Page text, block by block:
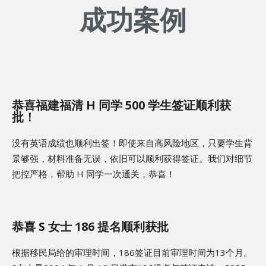
成功案例
恭喜福建福清 H 同学 500 学生签证顺利获
批！
没有英语成绩也顺利出签！即使来自高风险地区，只要学生背
景够强，材料准备无误，依旧可以顺利获得签证。我们对细节
把控严格，帮助 H 同学一次通关，恭喜！
恭喜 S 女士 186 提名顺利获批
根据移民局给的审理时间，186签证目前审理时间为13个月。